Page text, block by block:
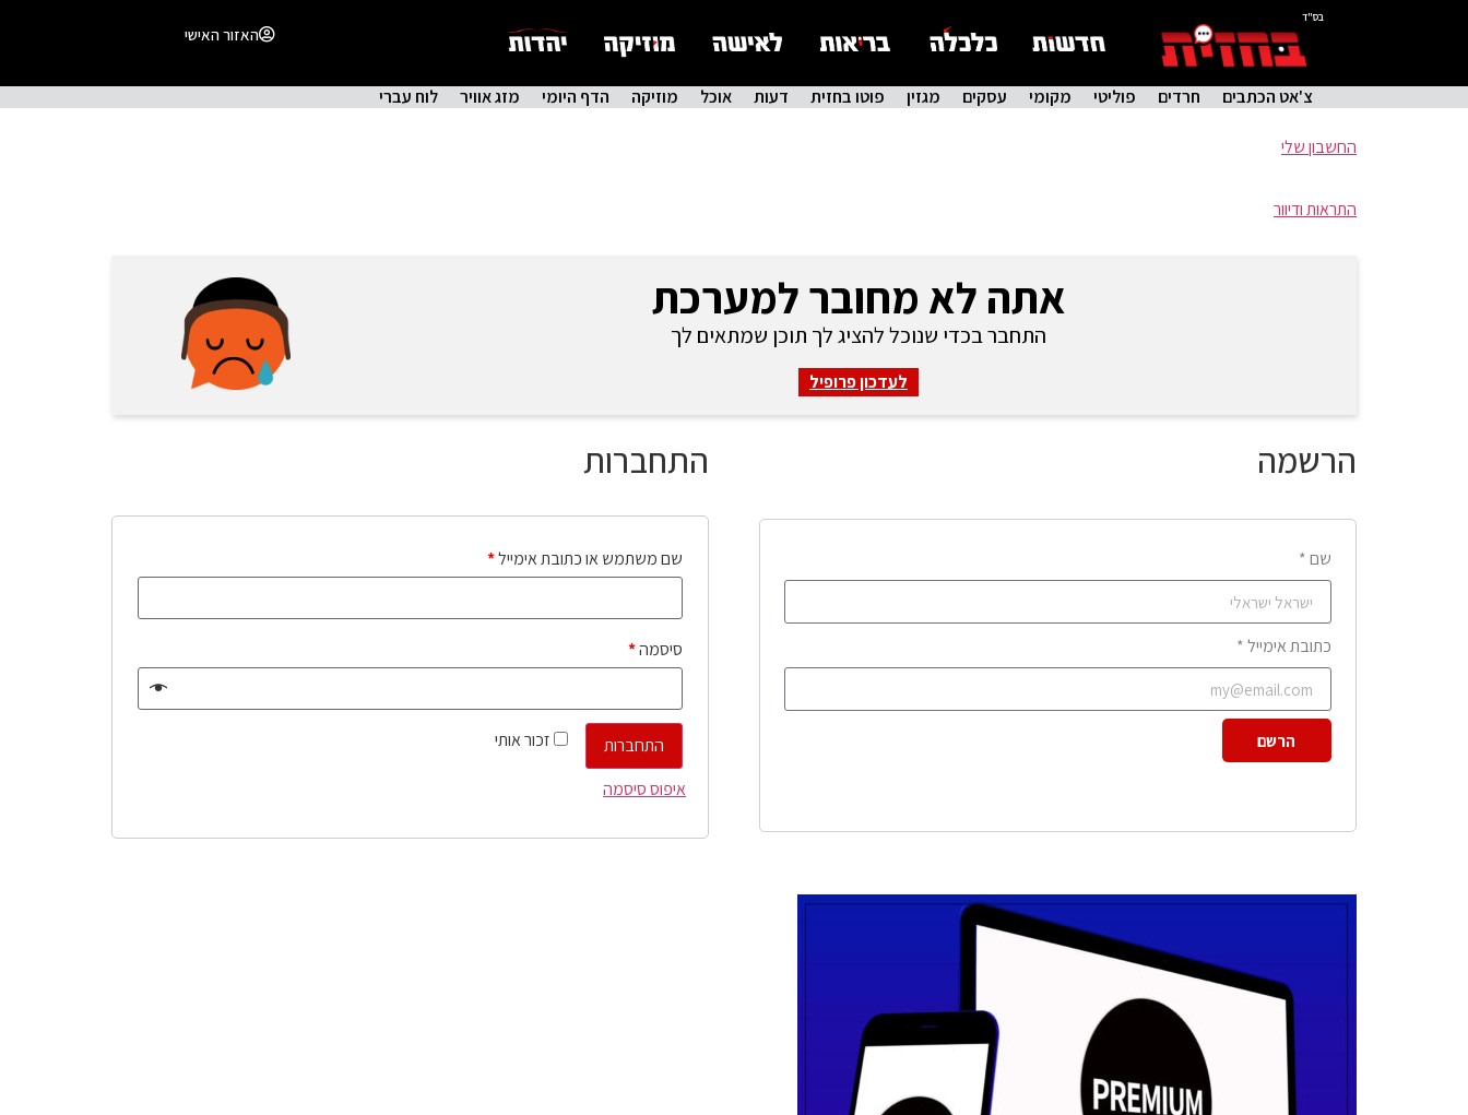
בס"ד
האזור האישי
צ'אט הכתבים חרדים פוליטי מקומי עסקים מגזין פוטו בחזית דעות אוכל מוזיקה הדף היומי מזג אוויר לוח עברי
החשבון שלי
התראות ודיוור
אתה לא מחובר למערכת
התחבר בכדי שנוכל להציג לך תוכן שמתאים לך
לעדכון פרופיל
התחברות
שם משתמש או כתובת אימייל*
סיסמה*
זכור אותי
התחברות
איפוס סיסמה
הרשמה
שם *
כתובת אימייל *
הרשם